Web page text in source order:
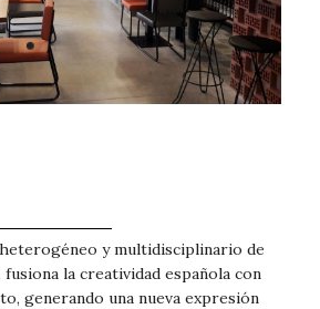
y multidisciplinario de
la creatividad española con
generando una nueva expresión